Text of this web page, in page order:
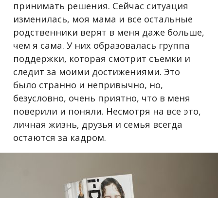
принимать решения. Сейчас ситуация
изменилась, моя мама и все остальные
родственники верят в меня даже больше,
чем я сама. У них образовалась группа
поддержки, которая смотрит съемки и
следит за моими достижениями. Это
было странно и непривычно, но,
безусловно, очень приятно, что в меня
поверили и поняли. Несмотря на все это,
личная жизнь, друзья и семья всегда
остаются за кадром.